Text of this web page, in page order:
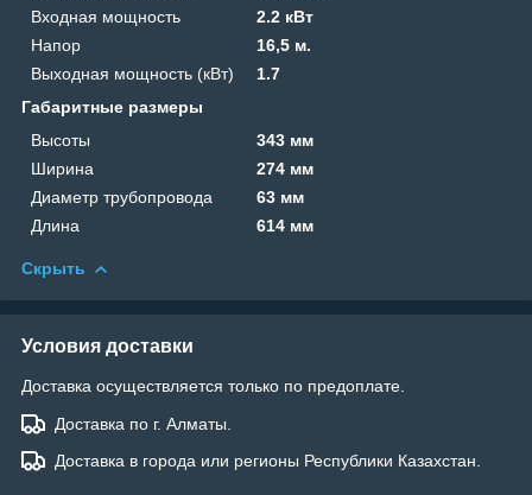
Входная мощность
2.2 кВт
Напор
16,5 м.
Выходная мощность (кВт)
1.7
Габаритные размеры
Высоты
343 мм
Ширина
274 мм
Диаметр трубопровода
63 мм
Длина
614 мм
Скрыть
Условия доставки
Доставка осуществляется только по предоплате.
Доставка по г. Алматы.
Доставка в города или регионы Республики Казахстан.